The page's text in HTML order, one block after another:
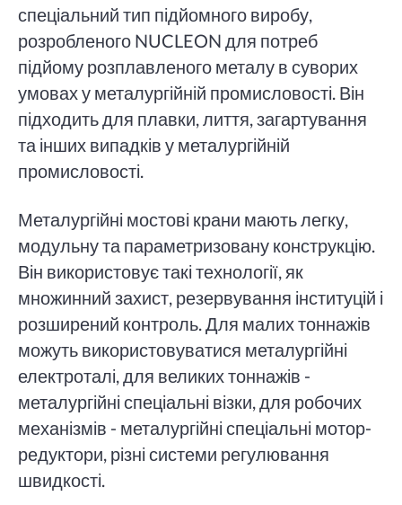
спеціальний тип підйомного виробу,
розробленого NUCLEON для потреб
підйому розплавленого металу в суворих
умовах у металургійній промисловості. Він
підходить для плавки, лиття, загартування
та інших випадків у металургійній
промисловості.
Металургійні мостові крани мають легку,
модульну та параметризовану конструкцію.
Він використовує такі технології, як
множинний захист, резервування інституцій і
розширений контроль. Для малих тоннажів
можуть використовуватися металургійні
електроталі, для великих тоннажів -
металургійні спеціальні візки, для робочих
механізмів - металургійні спеціальні мотор-
редуктори, різні системи регулювання
швидкості.